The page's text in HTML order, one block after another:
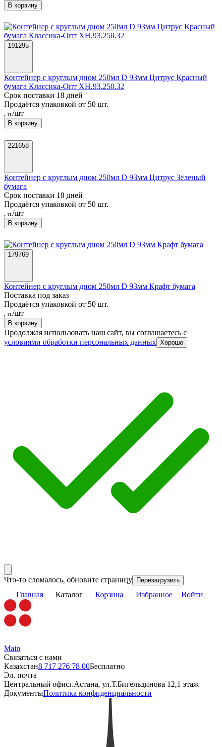
В корзину
191295
Контейнер с круглым дном 250мл D 93мм Цитрус Красный
бумага Классика-Опт ХН.93.250.32
Срок поставки 18 дней
Продаётся упаковкой от 50 шт.
, тг/шт
В корзину
221658
Контейнер с круглым дном 250мл D 93мм Цитрус Зеленый
бумага
Срок поставки 18 дней
Продаётся упаковкой от 50 шт.
, тг/шт
В корзину
179769
Контейнер с круглым дном 250мл D 93мм Крафт бумага
Поставка под заказ
Продаётся упаковкой от 50 шт.
, тг/шт
В корзину
Продолжая использовать наш сайт, вы соглашаетесь c
условиями обработки персональных данных Хорошо
Что-то сломалось, обновите страницу Перезагрузить
Главная Каталог Корзина Избранное Войти
Main
Связаться с нами
Казахстан8 717 276 78 00Бесплатно
Эл. почта
Центральный офисг.Астана, ул.Т.Бигельдинова 12,1 этаж
ДокументыПолитика конфиденциальности